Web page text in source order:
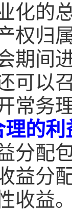
化的
权归
期间
可以
常务
理的
分配
益分
收益